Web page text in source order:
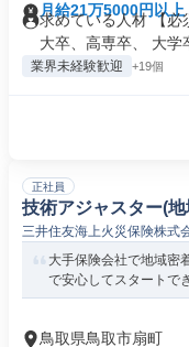
月給21万5000円以上
求めている人材 【必
大卒、高専卒、 大学
業界未経験歓迎 +19個
正社員
技術アジャスター(
三井住友海上火災保険株式
大手保険会社で地域密
で安心してスタートで
鳥取県鳥取市扇町